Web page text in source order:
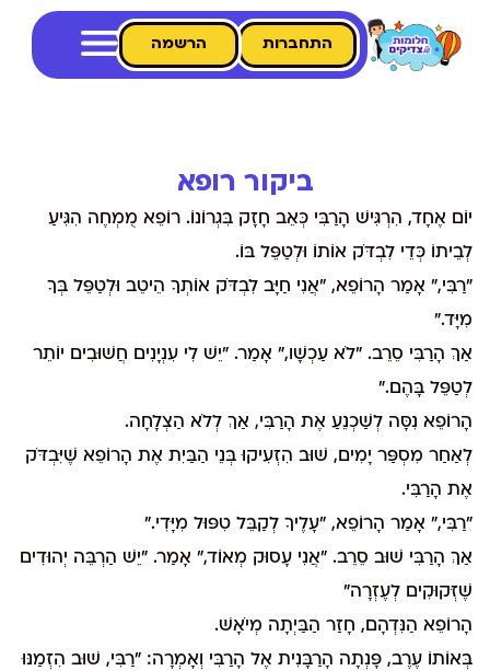
התחברות הרשמה
ביקור רופא
יוֹם אֶחָד, הִרְגִּישׁ הָרַבִּי כְּאֵב חָזָק בִּגְרוֹנוֹ. רוֹפֵא מֻמְחֶה הִגִּיעַ
לְבֵיתוֹ כְּדֵי לִבְדֹּק אוֹתוֹ וּלְטַפֵּל בּוֹ.
"רַבִּי," אָמַר הָרוֹפֵא, "אֲנִי חַיָּב לִבְדֹּק אוֹתְךָ הֵיטֵב וּלְטַפֵּל בְּךָ
מִיָּד."
אַךְ הָרַבִּי סֵרֵב. "לֹא עַכְשָׁו," אָמַר. "יֵשׁ לִי עִנְיָנִים חֲשׁוּבִים יוֹתֵר
לְטַפֵּל בָּהֶם."
הָרוֹפֵא נִסָּה לְשַׁכְנֵעַ אֶת הָרַבִּי, אַךְ לְלֹא הַצְלָחָה.
לְאַחַר מִסְפַּר יָמִים, שׁוּב הִזְעִיקוּ בְּנֵי הַבַּיִת אֶת הָרוֹפֵא שֶׁיִּבְדֹּק
אֶת הָרַבִּי.
"רַבִּי," אָמַר הָרוֹפֵא, "עָלֶיךָ לְקַבֵּל טִפּוּל מִיָּדִי."
אַךְ הָרַבִּי שׁוּב סֵרֵב. "אֲנִי עָסוּק מְאוֹד," אָמַר. "יֵשׁ הַרְבֵּה יְהוּדִים
שֶׁזְּקוּקִים לְעֶזְרָה"
הָרוֹפֵא הַנִּדְהָם, חָזַר הַבַּיְתָה מְיֹאָשׁ.
בְּאוֹתוֹ עֶרֶב, פָּנְתָה הָרַבָּנִית אֶל הָרַבִּי וְאָמְרָה: "רַבִּי, שׁוּב הִזְמַנּוּ